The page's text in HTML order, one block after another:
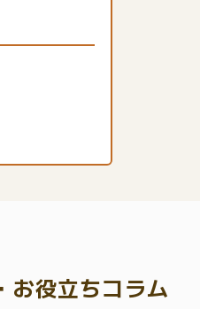
お役立ちコラム